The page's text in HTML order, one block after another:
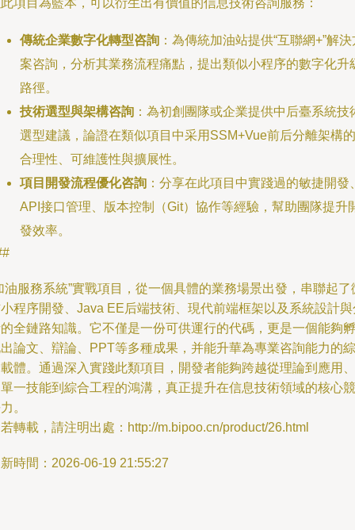
項目為藍本，可以衍生出有價值的信息技術咨詢服務：
傳統企業數字化轉型咨詢 ：為傳統加油站提供“互聯網+”解決
案咨詢，分析其業務流程痛點，提出類似小程序的數字化升
路徑。
技術選型與架構咨詢 ：為初創團隊或企業提供中后臺系統技
選型建議，論證在類似項目中采用SSM+Vue前后分離架構的
合理性、可維護性與擴展性。
項目開發流程優化咨詢 ：分享在此項目中實踐過的敏捷開發
API接口管理、版本控制（Git）協作等經驗，幫助團隊提升
發效率。
油服務系統”實戰項目，從一個具體的業務場景出發，串聯起了
程序開發、Java EE后端技術、現代前端框架以及系統設計與
全鏈路知識。它不僅是一份可供運行的代碼，更是一個能夠孵
論文、辯論、PPT等多種成果，并能升華為專業咨詢能力的綜
體。通過深入實踐此類項目，開發者能夠跨越從理論到應用、
一技能到綜合工程的鴻溝，真正提升在信息技術領域的核心競
。
轉載，請注明出處：http://m.bipoo.cn/product/26.html
時間：2026-06-19 21:55:27